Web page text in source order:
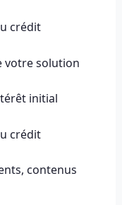
crédit
votre solution
initial
crédit
contenus